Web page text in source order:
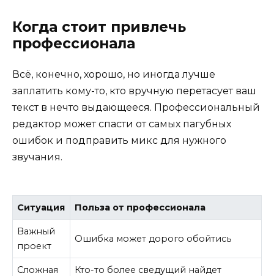
Когда стоит привлечь
профессионала
Всё, конечно, хорошо, но иногда лучше
заплатить кому-то, кто вручную перетасует ваш
текст в нечто выдающееся. Профессиональный
редактор может спасти от самых пагубных
ошибок и подправить микс для нужного
звучания.
Ситуация Польза от профессионала
Важный
проект
Ошибка может дорого обойтись
Сложная
Кто-то более сведущий найдет